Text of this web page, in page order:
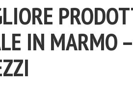
IN MARMO